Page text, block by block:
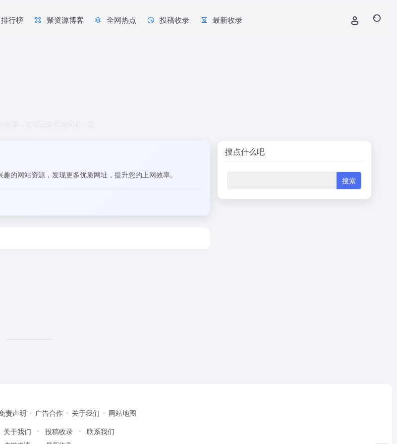
排行榜 聚资源博客 全网热点 投稿收录 最新收录
源，发现更多优质网址，提
的网站资源，发现更多优质网址，提升您的上网效率。
搜点什么吧
责声明 广告合作 关于我们
网站地图
关于我们 投稿收录 联系我们